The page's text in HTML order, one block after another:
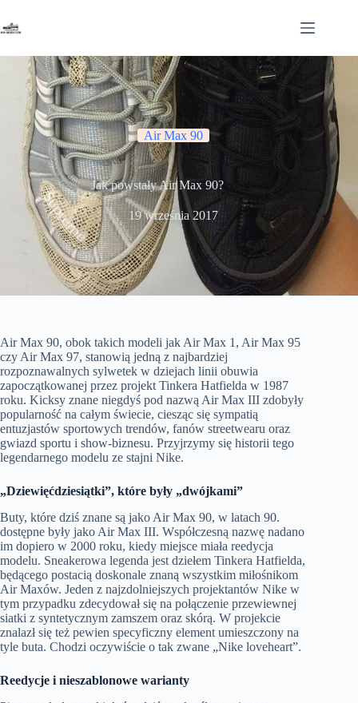
do
treści
Air Max 90
Jak powstały Air Max 90?
19 września 2017
Air Max 90, obok takich modeli jak Air Max 1, Air Max 95
czy Air Max 97, stanowią jedną z najbardziej
rozpoznawalnych sylwetek w dziejach linii obuwia
zapoczątkowanej przez projekt Tinkera Hatfielda w 1987
roku. Kicksy znane niegdyś pod nazwą Air Max III zdobyły
popularność na całym świecie, ciesząc się sympatią
entuzjastów sportowych trendów, fanów streetwearu oraz
gwiazd sportu i show-biznesu. Przyjrzymy się historii tego
legendarnego modelu ze stajni Nike.
„Dziewięćdziesiątki”, które były „dwójkami”
Buty, które dziś znane są jako Air Max 90, w latach 90.
dostępne były jako Air Max III. Współczesną nazwę nadano
im dopiero w 2000 roku, kiedy miejsce miała reedycja
modelu. Sneakerowa legenda jest dziełem Tinkera Hatfielda,
będącego postacią doskonale znaną wszystkim miłośnikom
Air Maxów. Jeden z najzdolniejszych projektantów Nike w
tym przypadku zdecydował się na połączenie przewiewnej
siatki z syntetycznym zamszem oraz skórą. W projekcie
znalazł się też pewien specyficzny element umieszczony na
tyle buta. Chodzi oczywiście o tak zwane „Nike loveheart”.
Reedycje i nieszablonowe warianty